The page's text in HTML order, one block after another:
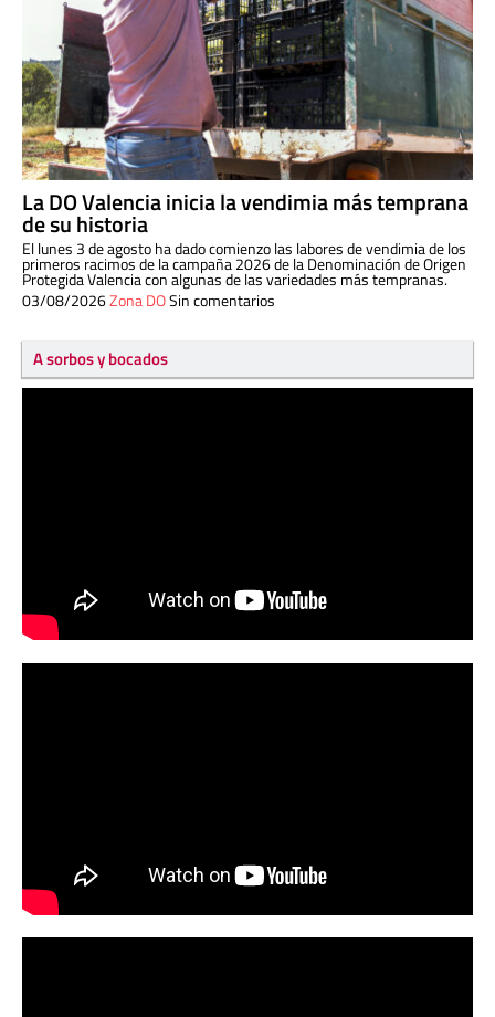
La DO Valencia inicia la vendimia más temprana
de su historia
El lunes 3 de agosto ha dado comienzo las labores de vendimia de los
primeros racimos de la campaña 2026 de la Denominación de Origen
Protegida Valencia con algunas de las variedades más tempranas.
03/08/2026Zona DOSin comentarios
A sorbos y bocados